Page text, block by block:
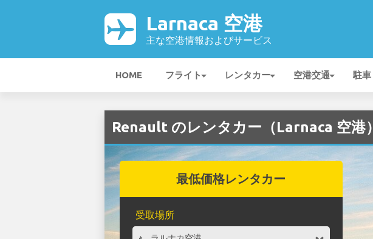
Larnaca 空港
主な空港情報およびサービス
HOME フライト レンタカー 空港交通 駐車
Renault のレンタカー（Larnaca 空港）
最低価格レンタカー
受取場所